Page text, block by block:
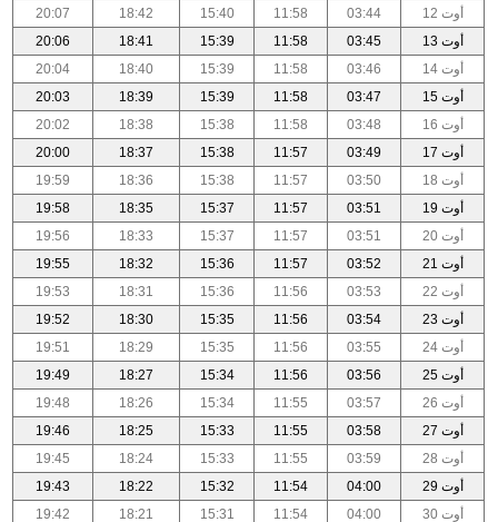
أوت 12
03:44
11:58
15:40
18:42
20:07
أوت 13
03:45
11:58
15:39
18:41
20:06
أوت 14
03:46
11:58
15:39
18:40
20:04
أوت 15
03:47
11:58
15:39
18:39
20:03
أوت 16
03:48
11:58
15:38
18:38
20:02
أوت 17
03:49
11:57
15:38
18:37
20:00
أوت 18
03:50
11:57
15:38
18:36
19:59
أوت 19
03:51
11:57
15:37
18:35
19:58
أوت 20
03:51
11:57
15:37
18:33
19:56
أوت 21
03:52
11:57
15:36
18:32
19:55
أوت 22
03:53
11:56
15:36
18:31
19:53
أوت 23
03:54
11:56
15:35
18:30
19:52
أوت 24
03:55
11:56
15:35
18:29
19:51
أوت 25
03:56
11:56
15:34
18:27
19:49
أوت 26
03:57
11:55
15:34
18:26
19:48
أوت 27
03:58
11:55
15:33
18:25
19:46
أوت 28
03:59
11:55
15:33
18:24
19:45
أوت 29
04:00
11:54
15:32
18:22
19:43
أوت 30
04:00
11:54
15:31
18:21
19:42